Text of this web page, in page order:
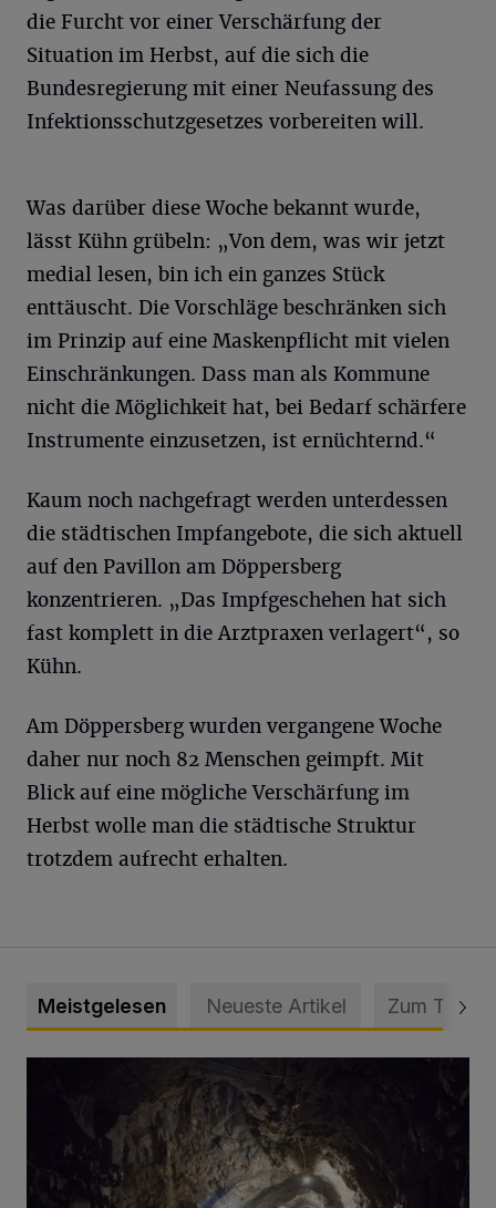
die Furcht vor einer Verschärfung der
Situation im Herbst, auf die sich die
Bundesregierung mit einer Neufassung des
Infektionsschutzgesetzes vorbereiten will.
Was darüber diese Woche bekannt wurde,
lässt Kühn grübeln: „Von dem, was wir jetzt
medial lesen, bin ich ein ganzes Stück
enttäuscht. Die Vorschläge beschränken sich
im Prinzip auf eine Maskenpflicht mit vielen
Einschränkungen. Dass man als Kommune
nicht die Möglichkeit hat, bei Bedarf schärfere
Instrumente einzusetzen, ist ernüchternd.“
Kaum noch nachgefragt werden unterdessen
die städtischen Impfangebote, die sich aktuell
auf den Pavillon am Döppersberg
konzentrieren. „Das Impfgeschehen hat sich
fast komplett in die Arztpraxen verlagert“, so
Kühn.
Am Döppersberg wurden vergangene Woche
daher nur noch 82 Menschen geimpft. Mit
Blick auf eine mögliche Verschärfung im
Herbst wolle man die städtische Struktur
trotzdem aufrecht erhalten.
Meistgelesen Neueste Artikel Zum Thema